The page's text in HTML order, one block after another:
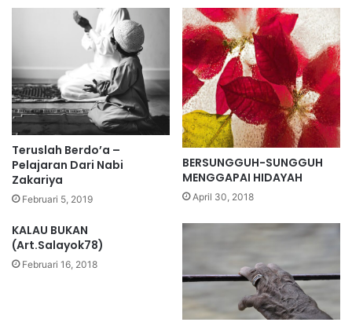
Teruslah Berdo’a –
Pelajaran Dari Nabi
Zakariya
Februari 5, 2019
BERSUNGGUH-SUNGGUH
MENGGAPAI HIDAYAH
April 30, 2018
KALAU BUKAN
(Art.Salayok78)
Februari 16, 2018